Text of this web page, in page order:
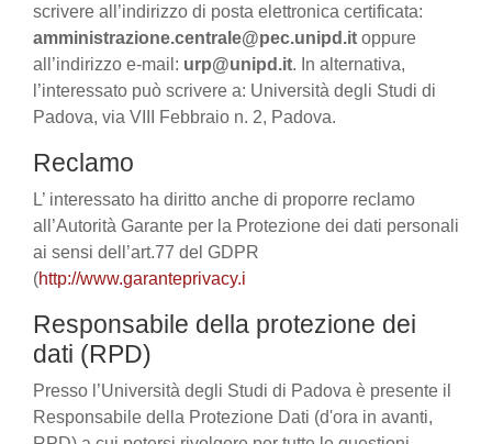
scrivere all’indirizzo di posta elettronica certificata:
amministrazione.centrale@pec.unipd.it oppure
all’indirizzo e-mail: urp@unipd.it. In alternativa,
l’interessato può scrivere a: Università degli Studi di
Padova, via VIII Febbraio n. 2, Padova.
Reclamo
L’ interessato ha diritto anche di proporre reclamo
all’Autorità Garante per la Protezione dei dati personali
ai sensi dell’art.77 del GDPR
(http://www.garanteprivacy.i
Responsabile della protezione dei
dati (RPD)
Presso l’Università degli Studi di Padova è presente il
Responsabile della Protezione Dati (d'ora in avanti,